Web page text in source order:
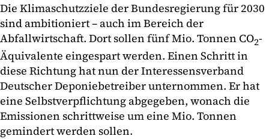
Die Klimaschutzziele der Bundesregierung für 2030
sind ambitioniert – auch im Bereich der
Abfallwirtschaft. Dort sollen fünf Mio. Tonnen CO2-
Äquivalente eingespart werden. Einen Schritt in
diese Richtung hat nun der Interessensverband
Deutscher Deponiebetreiber unternommen. Er hat
eine Selbstverpflichtung abgegeben, wonach die
Emissionen schrittweise um eine Mio. Tonnen
gemindert werden sollen.